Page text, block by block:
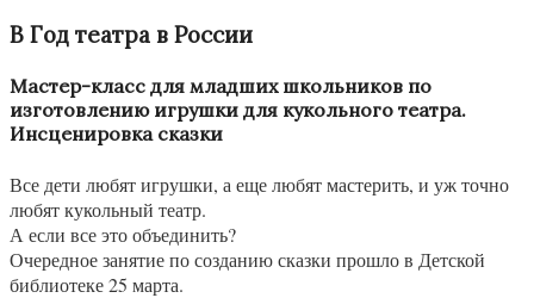
В Год театра в России
Мастер-класс для младших школьников по
изготовлению игрушки для кукольного театра.
Инсценировка сказки
Все дети любят игрушки, а еще любят мастерить, и уж точно
любят кукольный театр.
А если все это объединить?
Очередное занятие по созданию сказки прошло в Детской
библиотеке 25 марта.